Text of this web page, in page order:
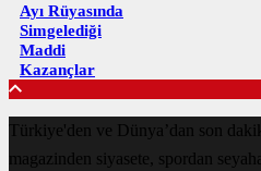
Ayı Rüyasında
Simgelediği
Maddi
Kazançlar
Türkiye'den ve Dünya’dan son
magazinden siyasete, spordan